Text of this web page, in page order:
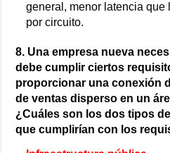
general, menor latencia que
por circuito.
8. Una empresa nueva
debe cumplir ciertos
proporcionar una conexión
de ventas disperso en un
¿Cuáles son los dos tipos
que cumplirían con los